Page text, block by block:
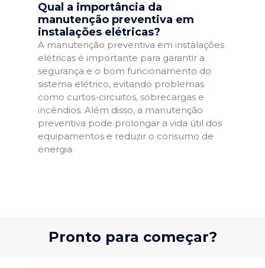
Qual a importância da
manutenção preventiva em
instalações elétricas?
A manutenção preventiva em instalações
elétricas é importante para garantir a
segurança e o bom funcionamento do
sistema elétrico, evitando problemas
como curtos-circuitos, sobrecargas e
incêndios. Além disso, a manutenção
preventiva pode prolongar a vida útil dos
equipamentos e reduzir o consumo de
energia.
Pronto para começar?